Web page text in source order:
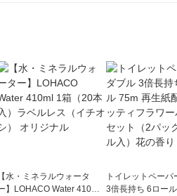
【水・ミネラルウォータ
】LOHACO Water 410ml
トイレットペーパ
3倍長持ち 6ロール 75m 再生